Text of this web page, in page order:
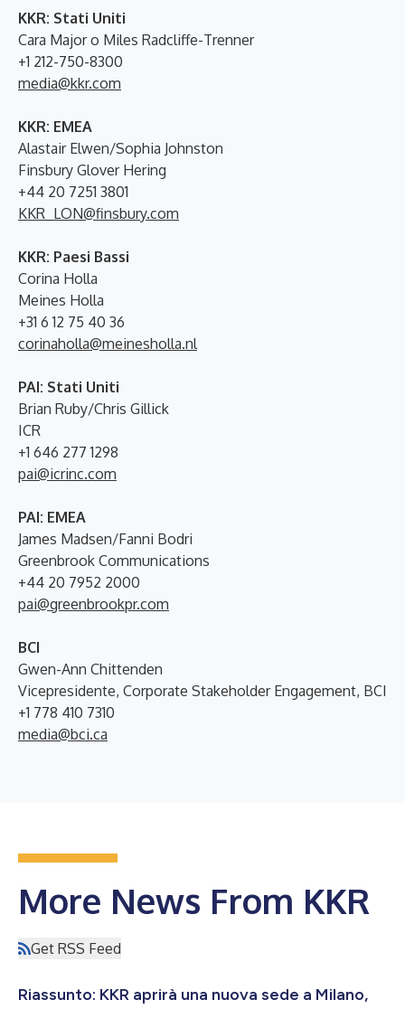
KKR: Stati Uniti
Cara Major o Miles Radcliffe-Trenner
+1 212-750-8300
media@kkr.com
KKR: EMEA
Alastair Elwen/Sophia Johnston
Finsbury Glover Hering
+44 20 7251 3801
KKR_LON@finsbury.com
KKR: Paesi Bassi
Corina Holla
Meines Holla
+31 6 12 75 40 36
corinaholla@meinesholla.nl
PAI: Stati Uniti
Brian Ruby/Chris Gillick
ICR
+1 646 277 1298
pai@icrinc.com
PAI: EMEA
James Madsen/Fanni Bodri
Greenbrook Communications
+44 20 7952 2000
pai@greenbrookpr.com
BCI
Gwen-Ann Chittenden
Vicepresidente, Corporate Stakeholder Engagement, BCI
+1 778 410 7310
media@bci.ca
More News From KKR
Get RSS Feed
Riassunto: KKR aprirà una nuova sede a Milano,